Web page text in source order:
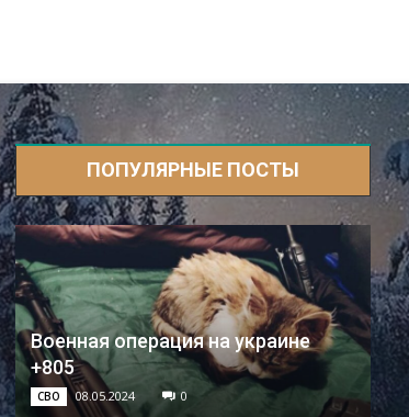
ПОПУЛЯРНЫЕ ПОСТЫ
Военная операция на украине
+805
СВО 08.05.2024 0